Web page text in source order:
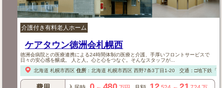
介護付き有料老人ホーム
ケアタウン徳洲会札幌西
徳洲会病院との医療連携による24時間体制の医療と介護、手厚いフロントサービスで
日々の安心感を醸成。 人と人。心と心をつなぐ。そんなスタッフが...
北海道 札幌市西区 住所： 北海道 札幌市西区西野7条3丁目1-20 交通：□地下鉄「